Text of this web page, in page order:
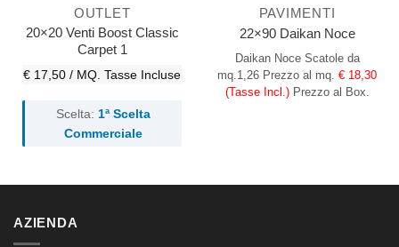
OUTLET
20×20 Venti Boost Classic
Carpet 1
€ 17,50 / MQ. Tasse Incluse
Scelta: 1ª Scelta
Commerciale
PAVIMENTI
22×90 Daikan Noce
Daikan Noce Scatole da
mq.1,26 Prezzo al mq. € 18,30
(Tasse Incl.)Prezzo al Box.
AZIENDA